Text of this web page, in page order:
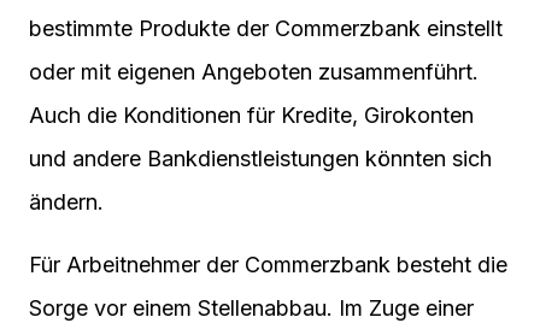
bestimmte Produkte der Commerzbank einstellt
oder mit eigenen Angeboten zusammenführt.
Auch die Konditionen für Kredite, Girokonten
und andere Bankdienstleistungen könnten sich
ändern.
Für Arbeitnehmer der Commerzbank besteht die
Sorge vor einem Stellenabbau. Im Zuge einer